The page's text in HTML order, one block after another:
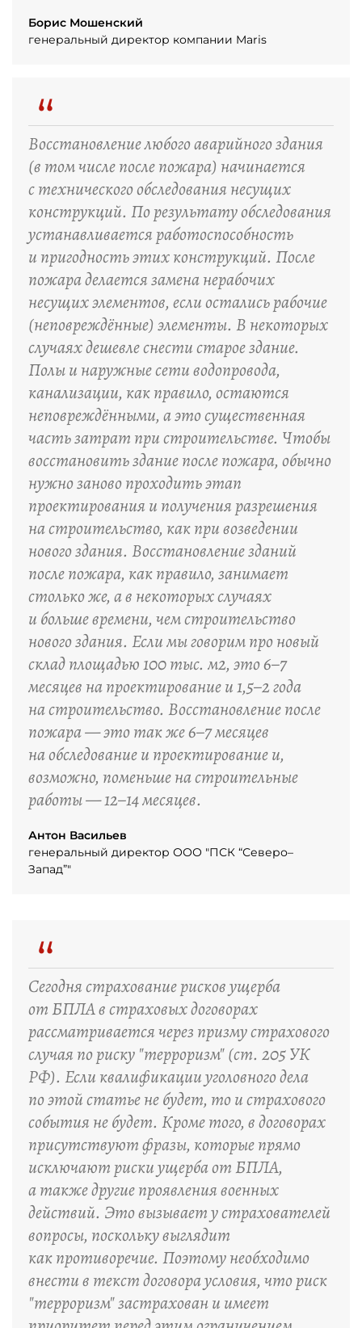
Борис Мошенский
генеральный директор компании Maris
“
Восстановление любого аварийного здания
(в том числе после пожара) начинается
с технического обследования несущих
конструкций. По результату обследования
устанавливается работоспособность
и пригодность этих конструкций. После
пожара делается замена нерабочих
несущих элементов, если остались рабочие
(неповреждённые) элементы. В некоторых
случаях дешевле снести старое здание.
Полы и наружные сети водопровода,
канализации, как правило, остаются
неповреждёнными, а это существенная
часть затрат при строительстве. Чтобы
восстановить здание после пожара, обычно
нужно заново проходить этап
проектирования и получения разрешения
на строительство, как при возведении
нового здания. Восстановление зданий
после пожара, как правило, занимает
столько же, а в некоторых случаях
и больше времени, чем строительство
нового здания. Если мы говорим про новый
склад площадью 100 тыс. м2, это 6–7
месяцев на проектирование и 1,5–2 года
на строительство. Восстановление после
пожара — это так же 6–7 месяцев
на обследование и проектирование и,
возможно, поменьше на строительные
работы — 12–14 месяцев.
Антон Васильев
генеральный директор ООО "ПСК “Северо–
Запад”"
“
Сегодня страхование рисков ущерба
от БПЛА в страховых договорах
рассматривается через призму страхового
случая по риску "терроризм" (ст. 205 УК
РФ). Если квалификации уголовного дела
по этой статье не будет, то и страхового
события не будет. Кроме того, в договорах
присутствуют фразы, которые прямо
исключают риски ущерба от БПЛА,
а также другие проявления военных
действий. Это вызывает у страхователей
вопросы, поскольку выглядит
как противоречие. Поэтому необходимо
внести в текст договора условия, что риск
"терроризм" застрахован и имеет